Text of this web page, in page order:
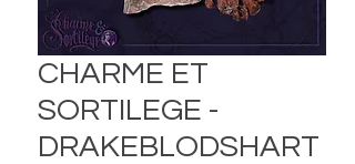
CHARME ET
SORTILEGE -
DRAKEBLODSHART